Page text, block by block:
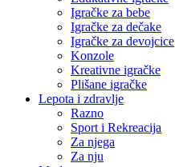
Igračke za bebe
Igračke za dečake
Igračke za devojcice
Konzole
Kreativne igračke
Plišane igračke
Lepota i zdravlje
Razno
Sport i Rekreacija
Za njega
Za nju